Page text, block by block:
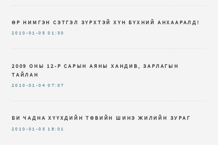
ӨР НИМГЭН СЭТГЭЛ ЗҮРХТЭЙ ХҮН БҮХНИЙ АНХААРАЛД!
2010-01-05 01:30
2009 ОНЫ 12-Р САРЫН АЯНЫ ХАНДИВ, ЗАРЛАГЫН
ТАЙЛАН
2010-01-04 07:07
БИ ЧАДНА ХҮҮХДИЙН ТӨВИЙН ШИНЭ ЖИЛИЙН ЗУРАГ
2010-01-03 18:01